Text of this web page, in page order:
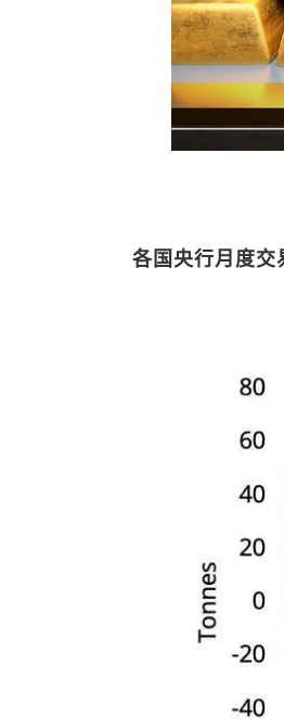
各国央行月度交